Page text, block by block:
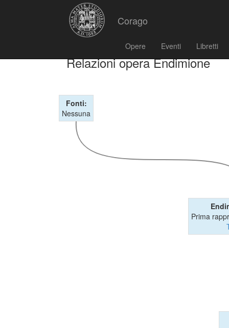
Corago
Opere Eventi Libretti
Relazioni opera Endimione
Fonti:
Nessuna
Prima